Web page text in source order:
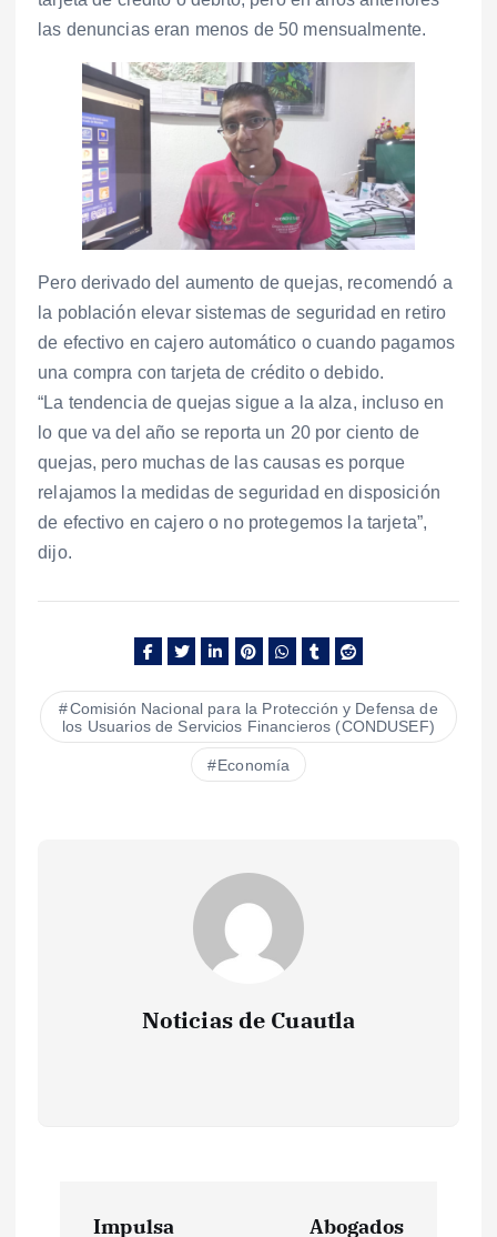
las denuncias eran menos de 50 mensualmente.
Pero derivado del aumento de quejas, recomendó a
la población elevar sistemas de seguridad en retiro
de efectivo en cajero automático o cuando pagamos
una compra con tarjeta de crédito o debido.
“La tendencia de quejas sigue a la alza, incluso en
lo que va del año se reporta un 20 por ciento de
quejas, pero muchas de las causas es porque
relajamos la medidas de seguridad en disposición
de efectivo en cajero o no protegemos la tarjeta”,
dijo.
Comisión Nacional para la Protección y Defensa de
los Usuarios de Servicios Financieros (CONDUSEF)
Economía
Noticias de Cuautla
Impulsa
Abogados